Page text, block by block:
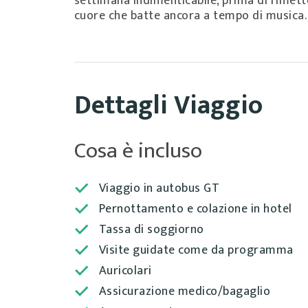
cuore che batte ancora a tempo di musica.
Dettagli Viaggio
Cosa è incluso
Viaggio in autobus GT
Pernottamento e colazione in hotel
Tassa di soggiorno
Visite guidate come da programma
Auricolari
Assicurazione medico/bagaglio